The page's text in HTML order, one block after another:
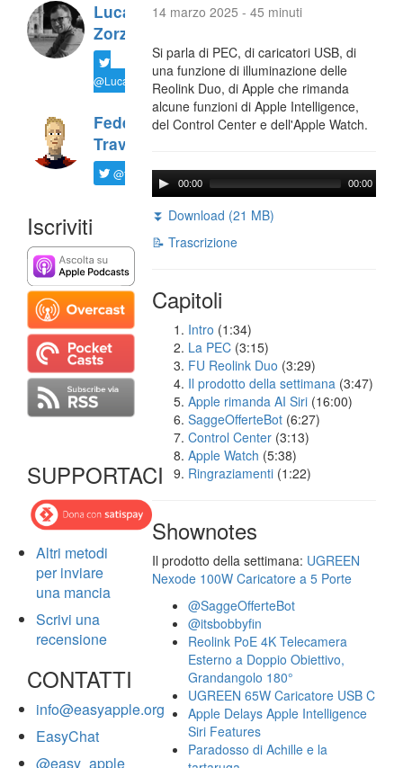
Luca
Zorzi
@LucaTNT
Federico
Travaini
@ftrava
Iscriviti
SUPPORTACI
Altri metodi
per inviare
una mancia
Scrivi una
recensione
CONTATTI
info@easyapple.org
EasyChat
@easy_apple
14 marzo 2025 - 45 minuti
Si parla di PEC, di caricatori USB, di
una funzione di illuminazione delle
Reolink Duo, di Apple che rimanda
alcune funzioni di Apple Intelligence,
del Control Center e dell'Apple Watch.
00:00 00:00
⏬ Download (21 MB)
📝 Trascrizione
Capitoli
Intro (1:34)
La PEC (3:15)
FU Reolink Duo (3:29)
Il prodotto della settimana (3:47)
Apple rimanda AI Siri (16:00)
SaggeOfferteBot (6:27)
Control Center (3:13)
Apple Watch (5:38)
Ringraziamenti (1:22)
Shownotes
Il prodotto della settimana: UGREEN
Nexode 100W Caricatore a 5 Porte
@SaggeOfferteBot
@itsbobbyfin
Reolink PoE 4K Telecamera
Esterno a Doppio Obiettivo,
Grandangolo 180°
UGREEN 65W Caricatore USB C
Apple Delays Apple Intelligence
Siri Features
Paradosso di Achille e la